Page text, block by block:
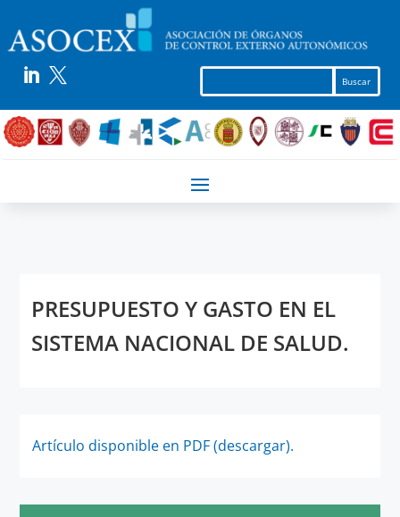
 
PRESUPUESTO Y GASTO EN EL
SISTEMA NACIONAL DE SALUD.
Artículo disponible en PDF (descargar).